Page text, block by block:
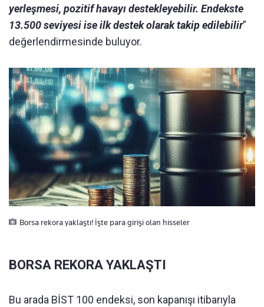
yerleşmesi, pozitif havayı destekleyebilir. Endekste
13.500 seviyesi ise ilk destek olarak takip edilebilir”
değerlendirmesinde buluyor.
Borsa rekora yaklaştı! İşte para girişi olan hisseler
BORSA REKORA YAKLAŞTI
Bu arada BİST 100 endeksi, son kapanışı itibarıyla